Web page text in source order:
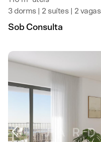
3 dorms | 2 suítes | 2 vagas
Sob Consulta